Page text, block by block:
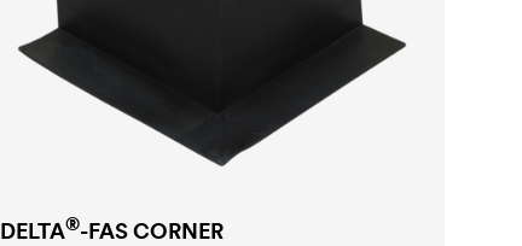
DELTA®-FAS CORNER